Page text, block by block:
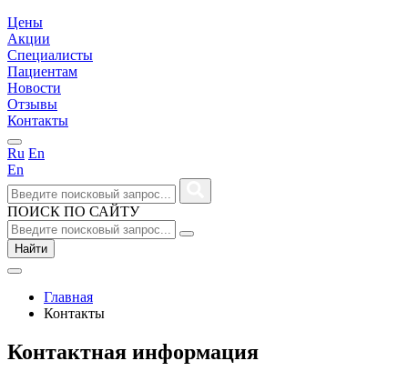
Цены
Акции
Специалисты
Пациентам
Новости
Отзывы
Контакты
Ru En
En
ПОИСК ПО САЙТУ
Найти
Главная
Контакты
Контактная информация